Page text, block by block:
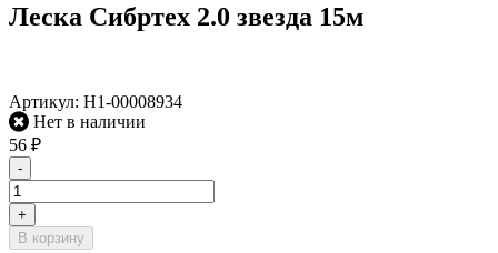
Леска Сибртех 2.0 звезда 15м
Артикул: Н1-00008934
Нет в наличии
56 ₽
-
+
В корзину